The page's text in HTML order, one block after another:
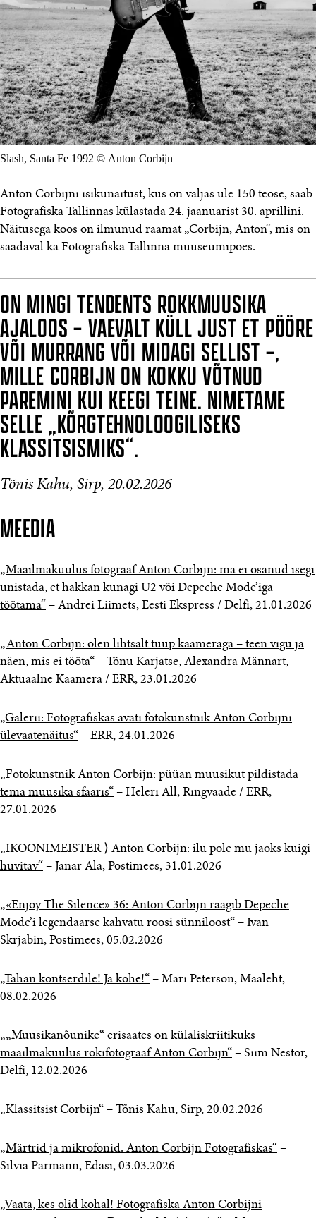
Slash, Santa Fe 1992 © Anton Corbijn
Anton Corbijni isikunäitust, kus on väljas üle 150 teose, saab
Fotografiska Tallinnas külastada 24. jaanuarist 30. aprillini.
Näitusega koos on ilmunud raamat „Corbijn, Anton“, mis on
saadaval ka Fotografiska Tallinna muuseumipoes.
ON MINGI TENDENTS ROKKMUUSIKA
AJALOOS – VAEVALT KÜLL JUST ET PÖÖRE
VÕI MURRANG VÕI MIDAGI SELLIST –,
MILLE CORBIJN ON KOKKU VÕTNUD
PAREMINI KUI KEEGI TEINE. NIMETAME
SELLE „KÕRGTEHNOLOOGILISEKS
KLASSITSISMIKS“.
Tõnis Kahu, Sirp, 20.02.2026
MEEDIA
„Maailmakuulus fotograaf Anton Corbijn: ma ei osanud isegi
unistada, et hakkan kunagi U2 või Depeche Mode’iga
töötama“ – Andrei Liimets, Eesti Ekspress / Delfi, 21.01.2026
„Anton Corbijn: olen lihtsalt tüüp kaameraga – teen vigu ja
näen, mis ei tööta“ – Tõnu Karjatse, Alexandra Männart,
Aktuaalne Kaamera / ERR, 23.01.2026
„Galerii: Fotografiskas avati fotokunstnik Anton Corbijni
ülevaatenäitus“ – ERR, 24.01.2026
„Fotokunstnik Anton Corbijn: püüan muusikut pildistada
tema muusika sfääris“ – Heleri All, Ringvaade / ERR,
27.01.2026
„IKOONIMEISTER ⟩ Anton Corbijn: ilu pole mu jaoks kuigi
huvitav“ – Janar Ala, Postimees, 31.01.2026
„«Enjoy The Silence» 36: Anton Corbijn räägib Depeche
Mode’i legendaarse kahvatu roosi sünniloost“ – Ivan
Skrjabin, Postimees, 05.02.2026
„Tahan kontserdile! Ja kohe!“ – Mari Peterson, Maaleht,
08.02.2026
„„Muusikanõunike“ erisaates on külaliskriitikuks
maailmakuulus rokifotograaf Anton Corbijn“ – Siim Nestor,
Delfi, 12.02.2026
„Klassitsist Corbijn“ – Tõnis Kahu, Sirp, 20.02.2026
„Märtrid ja mikrofonid. Anton Corbijn Fotografiskas“ –
Silvia Pärmann, Edasi, 03.03.2026
„Vaata, kes olid kohal! Fotografiska Anton Corbijni